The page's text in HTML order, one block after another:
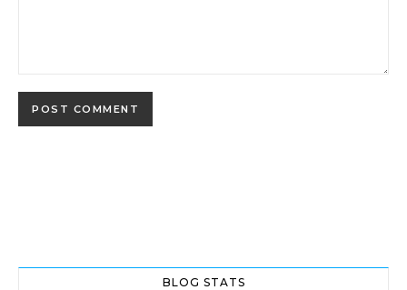
BLOG STATS